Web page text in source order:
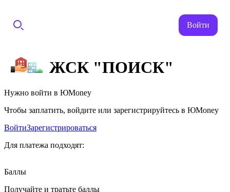
Войти
ЖСК "ПОИСК"
Нужно войти в ЮMoney
Чтобы заплатить, войдите или зарегистрируйтесь в ЮMoney
ВойтиЗарегистрироваться
Для платежа подходят:
Баллы
Получайте и тратьте баллы